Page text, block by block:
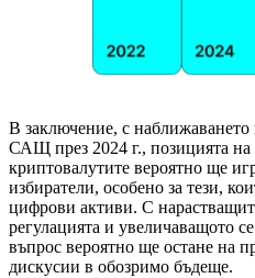
В заключение, с наближаването
САЩ през 2024 г., позицията на
криптовалутите вероятно ще
избиратели, особено за тези,
цифрови активи. С
регулацията и увеличаващото
въпрос вероятно ще остане на
дискусии в обозримо бъдеще.